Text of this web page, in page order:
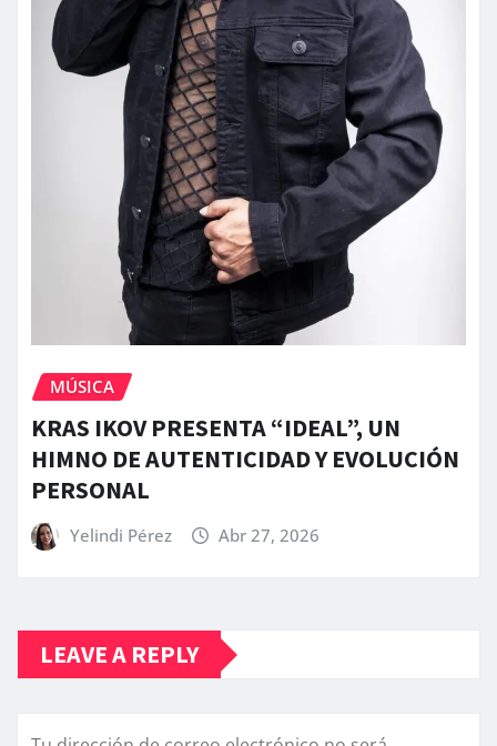
MÚSICA
KRAS IKOV PRESENTA “IDEAL”, UN
HIMNO DE AUTENTICIDAD Y EVOLUCIÓN
PERSONAL
Yelindi Pérez Abr 27, 2026
LEAVE A REPLY